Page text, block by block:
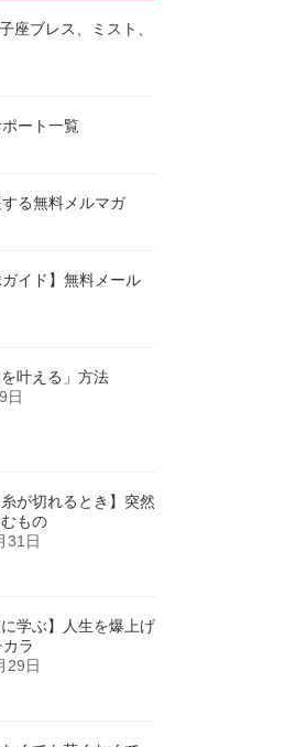
座ブレス、ミスト、
ポート一覧
る無料メルマガ
イド】無料メール
を叶える」方法
日
糸が切れるとき】突然
もの
31日
に学ぶ】人生を爆上げ
ラ
29日